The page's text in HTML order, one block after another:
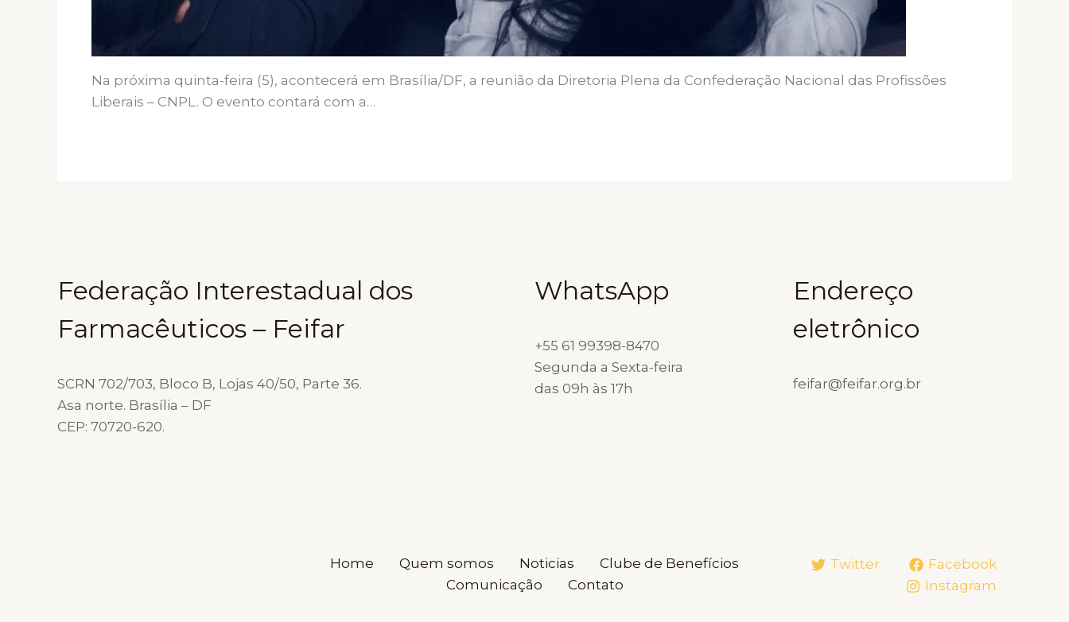
Na próxima quinta-feira (5), acontecerá em Brasília/DF, a reunião da Diretoria Plena da Confederação Nacional das Profissões
Liberais – CNPL. O evento contará com a…
Federação Interestadual dos
Farmacêuticos – Feifar
SCRN 702/703, Bloco B, Lojas 40/50, Parte 36.
Asa norte. Brasília – DF
CEP: 70720-620.
WhatsApp
+55 61 99398-8470
Segunda a Sexta-feira
das 09h às 17h
Endereço
eletrônico
feifar@feifar.org.br
Home Quem somos Noticias
Clube de Benefícios
Comunicação
Contato
Twitter
Facebook
Instagram